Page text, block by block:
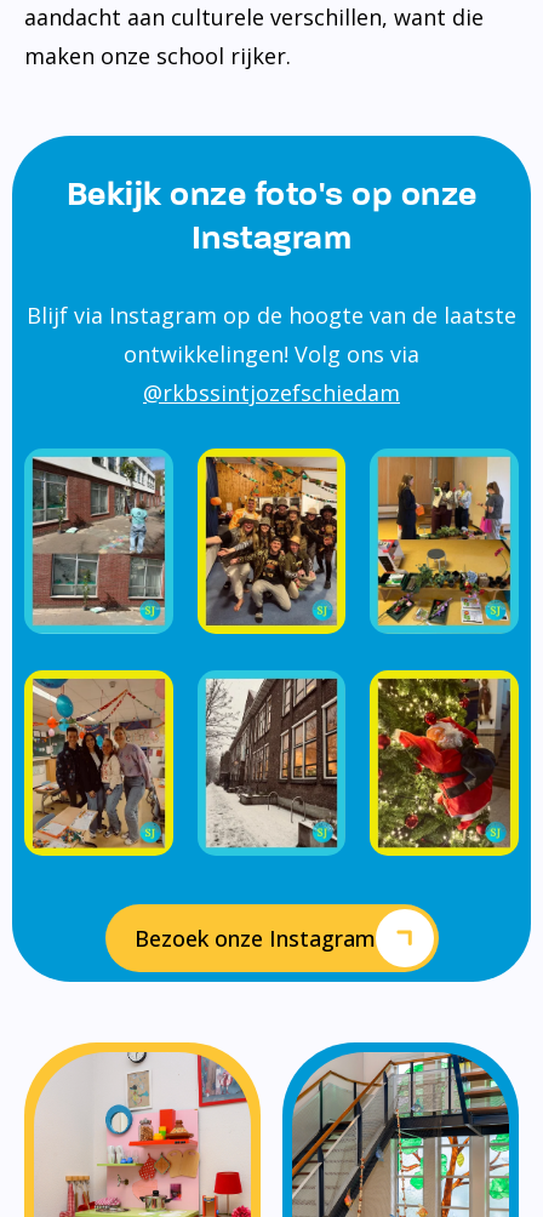
aandacht aan culturele verschillen, want die
maken onze school rijker.
Bekijk onze foto's op onze
Instagram
Blijf via Instagram op de hoogte van de laatste
ontwikkelingen! Volg ons via
@rkbssintjozefschiedam
Bezoek onze Instagram